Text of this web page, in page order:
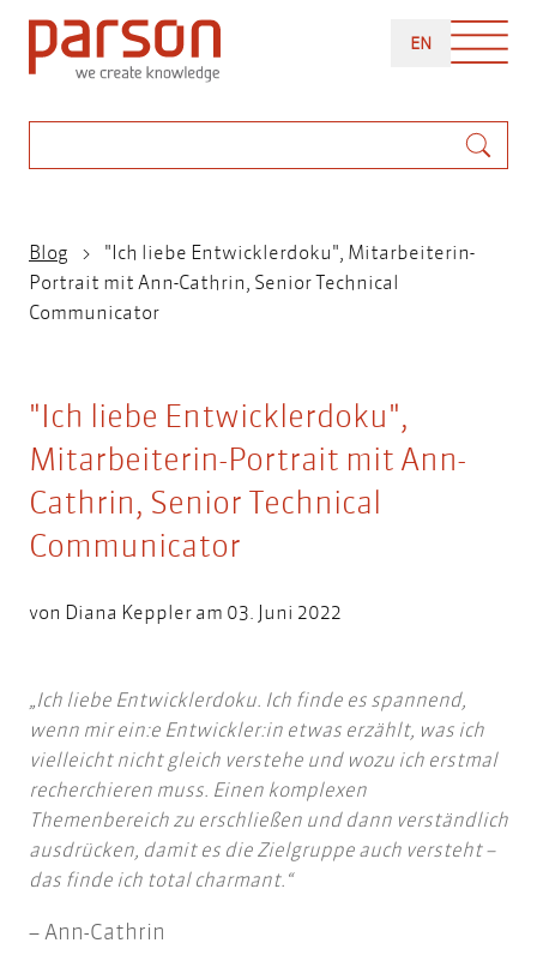
Direkt
zum
Inhalt
ENENGLISH
Pfadnavigation
Blog
"Ich liebe Entwicklerdoku", Mitarbeiterin-
Portrait mit Ann-Cathrin, Senior Technical
Communicator
"Ich liebe Entwicklerdoku",
Mitarbeiterin-Portrait mit Ann-
Cathrin, Senior Technical
Communicator
von Diana Keppleram 03. Juni 2022
Ich liebe Entwicklerdoku. Ich finde es spannend,
wenn mir ein:e Entwickler:in etwas erzählt, was ich
vielleicht nicht gleich verstehe und wozu ich erstmal
recherchieren muss. Einen komplexen
Themenbereich zu erschließen und dann verständlich
ausdrücken, damit es die Zielgruppe auch versteht –
das finde ich total charmant.
Ann-Cathrin